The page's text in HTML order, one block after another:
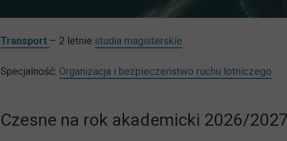
Transport – 2 letnie studia magisterskie
Specjalność: Organizacja i bezpieczeństwo ruchu lotniczego
Czesne na rok akademicki 2026/